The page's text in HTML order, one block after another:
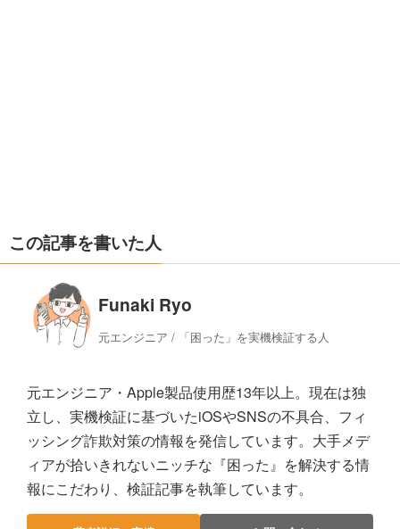
この記事を書いた人
Funaki Ryo
元エンジニア / 「困った」を実機検証する人
元エンジニア・Apple製品使用歴13年以上。現在は独
立し、実機検証に基づいたiOSやSNSの不具合、フィ
ッシング詐欺対策の情報を発信しています。大手メデ
ィアが拾いきれないニッチな『困った』を解決する情
報にこだわり、検証記事を執筆しています。